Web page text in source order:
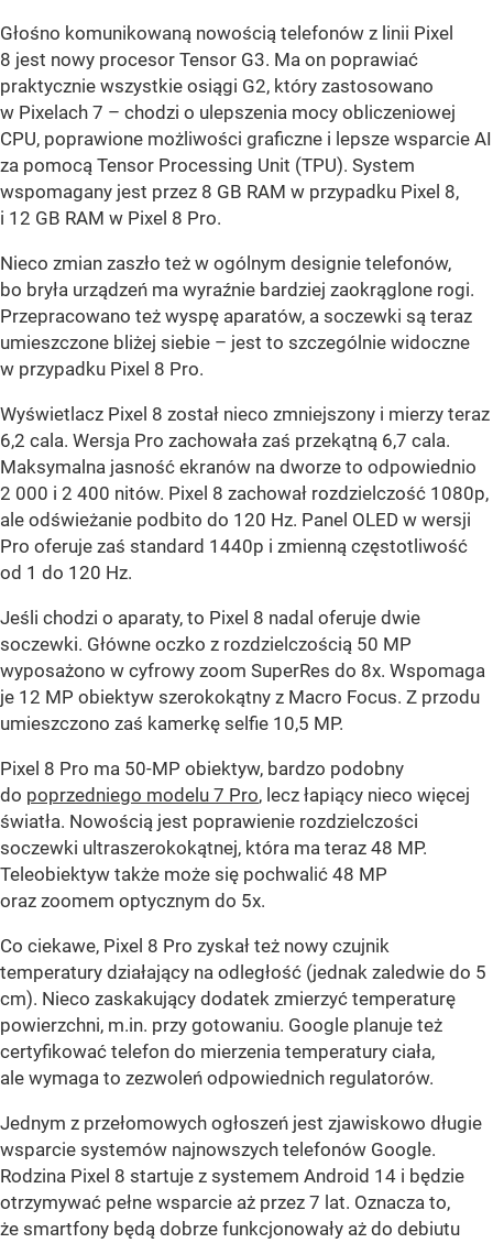
Głośno komunikowaną nowością telefonów z linii Pixel
8 jest nowy procesor Tensor G3. Ma on poprawiać
praktycznie wszystkie osiągi G2, który zastosowano
w Pixelach 7 – chodzi o ulepszenia mocy obliczeniowej
CPU, poprawione możliwości graficzne i lepsze wsparcie AI
za pomocą Tensor Processing Unit (TPU). System
wspomagany jest przez 8 GB RAM w przypadku Pixel 8,
i 12 GB RAM w Pixel 8 Pro.
Nieco zmian zaszło też w ogólnym designie telefonów,
bo bryła urządzeń ma wyraźnie bardziej zaokrąglone rogi.
Przepracowano też wyspę aparatów, a soczewki są teraz
umieszczone bliżej siebie – jest to szczególnie widoczne
w przypadku Pixel 8 Pro.
Wyświetlacz Pixel 8 został nieco zmniejszony i mierzy teraz
6,2 cala. Wersja Pro zachowała zaś przekątną 6,7 cala.
Maksymalna jasność ekranów na dworze to odpowiednio
2 000 i 2 400 nitów. Pixel 8 zachował rozdzielczość 1080p,
ale odświeżanie podbito do 120 Hz. Panel OLED w wersji
Pro oferuje zaś standard 1440p i zmienną częstotliwość
od 1 do 120 Hz.
Jeśli chodzi o aparaty, to Pixel 8 nadal oferuje dwie
soczewki. Główne oczko z rozdzielczością 50 MP
wyposażono w cyfrowy zoom SuperRes do 8x. Wspomaga
je 12 MP obiektyw szerokokątny z Macro Focus. Z przodu
umieszczono zaś kamerkę selfie 10,5 MP.
Pixel 8 Pro ma 50-MP obiektyw, bardzo podobny
do poprzedniego modelu 7 Pro, lecz łapiący nieco więcej
światła. Nowością jest poprawienie rozdzielczości
soczewki ultraszerokokątnej, która ma teraz 48 MP.
Teleobiektyw także może się pochwalić 48 MP
oraz zoomem optycznym do 5x.
Co ciekawe, Pixel 8 Pro zyskał też nowy czujnik
temperatury działający na odległość (jednak zaledwie do 5
cm). Nieco zaskakujący dodatek zmierzyć temperaturę
powierzchni, m.in. przy gotowaniu. Google planuje też
certyfikować telefon do mierzenia temperatury ciała,
ale wymaga to zezwoleń odpowiednich regulatorów.
Jednym z przełomowych ogłoszeń jest zjawiskowo długie
wsparcie systemów najnowszych telefonów Google.
Rodzina Pixel 8 startuje z systemem Android 14 i będzie
otrzymywać pełne wsparcie aż przez 7 lat. Oznacza to,
że smartfony będą dobrze funkcjonowały aż do debiutu